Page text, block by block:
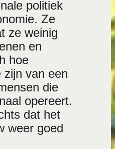
politiek
Ze
ze weinig
en
hoe
zijn van een
die
opereert.
dat het
weer goed